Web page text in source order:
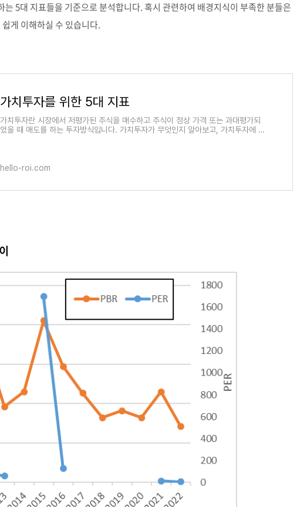
5대 지표들을 기준으로 분석합니다. 혹시 관련하여 배경지식이 부족한 분들은
게 이해하실 수 있습니다.
가치투자를 위한 5대 지표
가치투자란 시장에서 저평가된 주식을 매수하고 주식이 정상 가격 또는 과대평가되
었을 때 매도를 하는 투자방식입니다. 가치투자가 무엇인지 알아보고, 가치투자에 참
hello-roi.com